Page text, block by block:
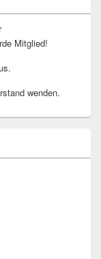
Mitglied!
wenden.